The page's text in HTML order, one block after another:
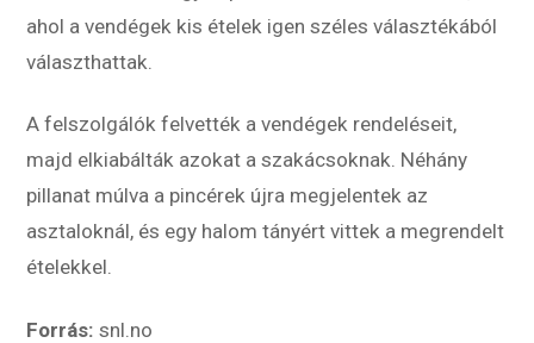
ahol a vendégek kis ételek igen széles választékából
választhattak.
A felszolgálók felvették a vendégek rendeléseit,
majd elkiabálták azokat a szakácsoknak. Néhány
pillanat múlva a pincérek újra megjelentek az
asztaloknál, és egy halom tányért vittek a megrendelt
ételekkel.
Forrás: snl.no